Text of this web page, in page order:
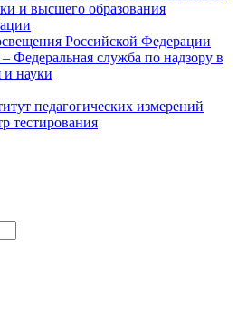
и высшего образования
Российской Федерации
служба по надзору в
и науки
педагогических измерений
тестирования